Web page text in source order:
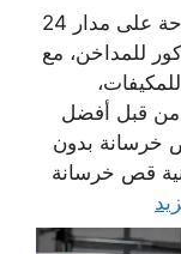
خدمات شركة قص خرسانة الكويت متاحة على مدار 24
للمداخن، مع
من قبل أفضل
خرسانة بدون
قص خرسانة